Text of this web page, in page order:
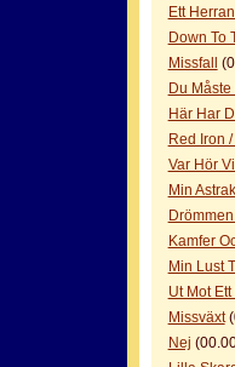
оформление
Ett
Down To
Missfall
Du
Här Har
Red Iron
Var Hör
Min
Kamfer
Min Lust
Ut Mot Ett
Missväxt
Nej